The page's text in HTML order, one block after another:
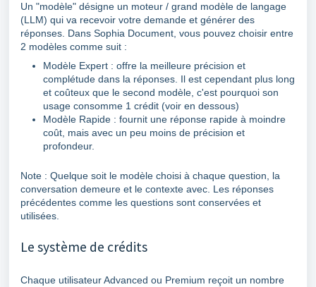
Un "modèle" désigne un moteur / grand modèle de langage
(LLM) qui va recevoir votre demande et générer des
réponses. Dans Sophia Document, vous pouvez choisir entre
2 modèles comme suit :
Modèle Expert : offre la meilleure précision et
complétude dans la réponses. Il est cependant plus long
et coûteux que le second modèle, c'est pourquoi son
usage consomme 1 crédit (voir en dessous)
Modèle Rapide : fournit une réponse rapide à moindre
coût, mais avec un peu moins de précision et
profondeur.
Note : Quelque soit le modèle choisi à chaque question, la
conversation demeure et le contexte avec. Les réponses
précédentes comme les questions sont conservées et
utilisées.
Le système de crédits
Chaque utilisateur Advanced ou Premium reçoit un nombre